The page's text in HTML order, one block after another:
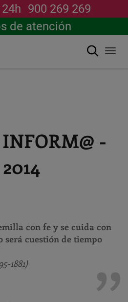
900 269 269
de atención
搜索
-
con fe y se cuida con
será cuestión de tiempo
1881)